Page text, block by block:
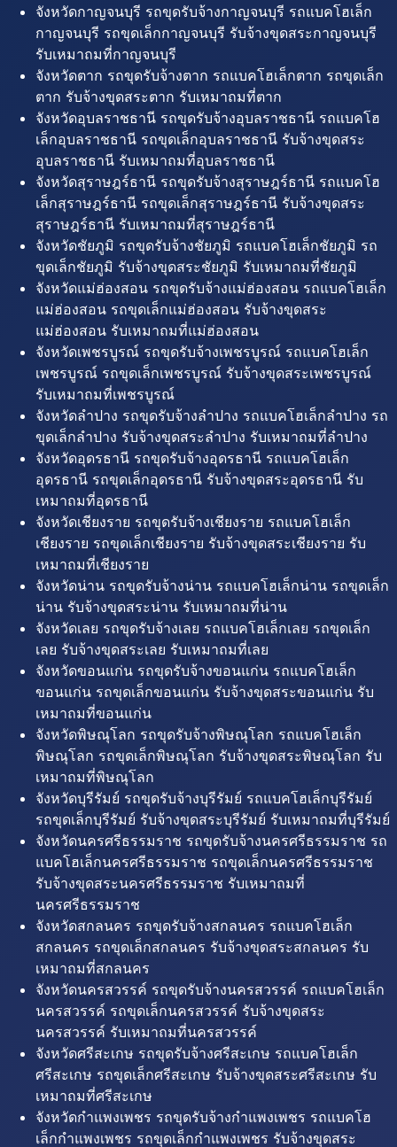
จังหวัดกาญจนบุรี รถขุดรับจ้างกาญจนบุรี รถแบคโฮเล็ก
กาญจนบุรี รถขุดเล็กกาญจนบุรี รับจ้างขุดสระกาญจนบุรี
รับเหมาถมที่กาญจนบุรี
จังหวัดตาก รถขุดรับจ้างตาก รถแบคโฮเล็กตาก รถขุดเล็ก
ตาก รับจ้างขุดสระตาก รับเหมาถมที่ตาก
จังหวัดอุบลราชธานี รถขุดรับจ้างอุบลราชธานี รถแบคโฮ
เล็กอุบลราชธานี รถขุดเล็กอุบลราชธานี รับจ้างขุดสระ
อุบลราชธานี รับเหมาถมที่อุบลราชธานี
จังหวัดสุราษฎร์ธานี รถขุดรับจ้างสุราษฎร์ธานี รถแบคโฮ
เล็กสุราษฎร์ธานี รถขุดเล็กสุราษฎร์ธานี รับจ้างขุดสระ
สุราษฎร์ธานี รับเหมาถมที่สุราษฎร์ธานี
จังหวัดชัยภูมิ รถขุดรับจ้างชัยภูมิ รถแบคโฮเล็กชัยภูมิ รถ
ขุดเล็กชัยภูมิ รับจ้างขุดสระชัยภูมิ รับเหมาถมที่ชัยภูมิ
จังหวัดแม่ฮ่องสอน รถขุดรับจ้างแม่ฮ่องสอน รถแบคโฮเล็ก
แม่ฮ่องสอน รถขุดเล็กแม่ฮ่องสอน รับจ้างขุดสระ
แม่ฮ่องสอน รับเหมาถมที่แม่ฮ่องสอน
จังหวัดเพชรบูรณ์ รถขุดรับจ้างเพชรบูรณ์ รถแบคโฮเล็ก
เพชรบูรณ์ รถขุดเล็กเพชรบูรณ์ รับจ้างขุดสระเพชรบูรณ์
รับเหมาถมที่เพชรบูรณ์
จังหวัดลำปาง รถขุดรับจ้างลำปาง รถแบคโฮเล็กลำปาง รถ
ขุดเล็กลำปาง รับจ้างขุดสระลำปาง รับเหมาถมที่ลำปาง
จังหวัดอุดรธานี รถขุดรับจ้างอุดรธานี รถแบคโฮเล็ก
อุดรธานี รถขุดเล็กอุดรธานี รับจ้างขุดสระอุดรธานี รับ
เหมาถมที่อุดรธานี
จังหวัดเชียงราย รถขุดรับจ้างเชียงราย รถแบคโฮเล็ก
เชียงราย รถขุดเล็กเชียงราย รับจ้างขุดสระเชียงราย รับ
เหมาถมที่เชียงราย
จังหวัดน่าน รถขุดรับจ้างน่าน รถแบคโฮเล็กน่าน รถขุดเล็ก
น่าน รับจ้างขุดสระน่าน รับเหมาถมที่น่าน
จังหวัดเลย รถขุดรับจ้างเลย รถแบคโฮเล็กเลย รถขุดเล็ก
เลย รับจ้างขุดสระเลย รับเหมาถมที่เลย
จังหวัดขอนแก่น รถขุดรับจ้างขอนแก่น รถแบคโฮเล็ก
ขอนแก่น รถขุดเล็กขอนแก่น รับจ้างขุดสระขอนแก่น รับ
เหมาถมที่ขอนแก่น
จังหวัดพิษณุโลก รถขุดรับจ้างพิษณุโลก รถแบคโฮเล็ก
พิษณุโลก รถขุดเล็กพิษณุโลก รับจ้างขุดสระพิษณุโลก รับ
เหมาถมที่พิษณุโลก
จังหวัดบุรีรัมย์ รถขุดรับจ้างบุรีรัมย์ รถแบคโฮเล็กบุรีรัมย์
รถขุดเล็กบุรีรัมย์ รับจ้างขุดสระบุรีรัมย์ รับเหมาถมที่บุรีรัมย์
จังหวัดนครศรีธรรมราช รถขุดรับจ้างนครศรีธรรมราช รถ
แบคโฮเล็กนครศรีธรรมราช รถขุดเล็กนครศรีธรรมราช
รับจ้างขุดสระนครศรีธรรมราช รับเหมาถมที่
นครศรีธรรมราช
จังหวัดสกลนคร รถขุดรับจ้างสกลนคร รถแบคโฮเล็ก
สกลนคร รถขุดเล็กสกลนคร รับจ้างขุดสระสกลนคร รับ
เหมาถมที่สกลนคร
จังหวัดนครสวรรค์ รถขุดรับจ้างนครสวรรค์ รถแบคโฮเล็ก
นครสวรรค์ รถขุดเล็กนครสวรรค์ รับจ้างขุดสระ
นครสวรรค์ รับเหมาถมที่นครสวรรค์
จังหวัดศรีสะเกษ รถขุดรับจ้างศรีสะเกษ รถแบคโฮเล็ก
ศรีสะเกษ รถขุดเล็กศรีสะเกษ รับจ้างขุดสระศรีสะเกษ รับ
เหมาถมที่ศรีสะเกษ
จังหวัดกำแพงเพชร รถขุดรับจ้างกำแพงเพชร รถแบคโฮ
เล็กกำแพงเพชร รถขุดเล็กกำแพงเพชร รับจ้างขุดสระ